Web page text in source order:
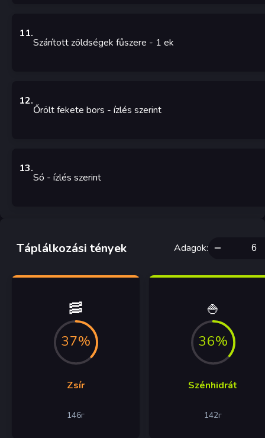
11.
Szárított zöldségek fűszere - 1 ek
12.
Őrölt fekete bors - ízlés szerint
13.
Só - ízlés szerint
Táplálkozási tények Adagok:
🥓
37%
Zsír
146г
🍚
36%
Szénhidrát
142г